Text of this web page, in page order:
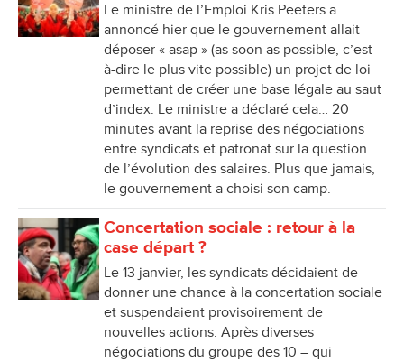
Le ministre de l’Emploi Kris Peeters a
annoncé hier que le gouvernement allait
déposer « asap » (as soon as possible, c’est-
à-dire le plus vite possible) un projet de loi
permettant de créer une base légale au saut
d’index. Le ministre a déclaré cela… 20
minutes avant la reprise des négociations
entre syndicats et patronat sur la question
de l’évolution des salaires. Plus que jamais,
le gouvernement a choisi son camp.
Concertation sociale : retour à la
case départ ?
Le 13 janvier, les syndicats décidaient de
donner une chance à la concertation sociale
et suspendaient provisoirement de
nouvelles actions. Après diverses
négociations du groupe des 10 – qui